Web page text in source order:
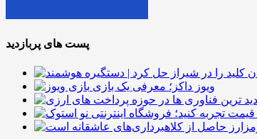
پست های پربازدید
ویوز داکز؛ معرفی یک بازی